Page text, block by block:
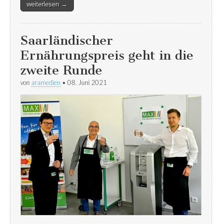
weiterlesen →
Saarländischer
Ernährungspreis geht in die
zweite Runde
von aramedien • 08. Juni 2021